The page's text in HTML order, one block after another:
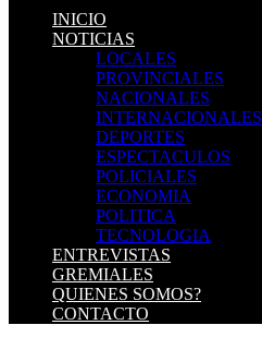
INICIO
NOTICIAS
LOCALES
PROVINCIALES
NACIONALES
INTERNACIONALES
DEPORTES
ESPECTACULOS
POLICIALES
ECONOMIA
POLITICA
TECNOLOGIA
ENTREVISTAS
GREMIALES
QUIENES SOMOS?
CONTACTO